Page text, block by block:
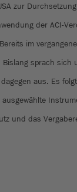
zur Durchsetzung
der ACI-
im
sprach sich
aus. Es
und das